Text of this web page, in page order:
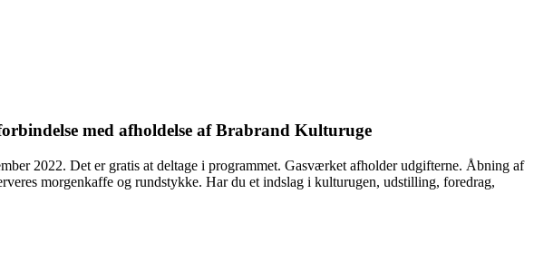
med afholdelse af Brabrand Kulturuge
2022. Det er gratis at deltage i programmet. Gasværket afholder udgifterne. Åbning af
morgenkaffe og rundstykke. Har du et indslag i kulturugen, udstilling, foredrag,